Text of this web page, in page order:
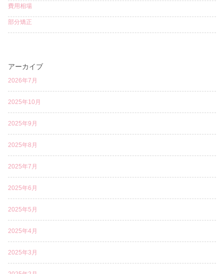
費用相場
部分矯正
アーカイブ
2026年7月
2025年10月
2025年9月
2025年8月
2025年7月
2025年6月
2025年5月
2025年4月
2025年3月